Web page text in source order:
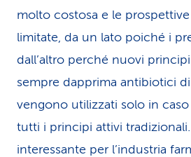
molto costosa e le
limitate, da un lato poiché i
dall’altro perché nuovi
sempre dapprima antibiotici
vengono utilizzati solo in
tutti i principi attivi
interessante per l’industria